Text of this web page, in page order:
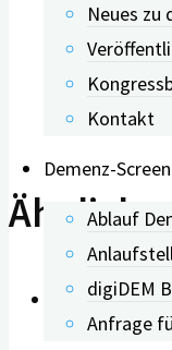
Neues zu
Kontakt
Demenz-
Ablauf
digiDEM
Anfrage
Ähnliche